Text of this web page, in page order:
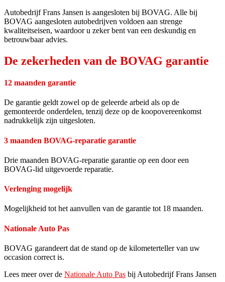
Autobedrijf Frans Jansen is aangesloten bij BOVAG. Alle bij
BOVAG aangesloten autobedrijven voldoen aan strenge
kwaliteitseisen, waardoor u zeker bent van een deskundig en
betrouwbaar advies.
De zekerheden van de BOVAG garantie
12 maanden garantie
De garantie geldt zowel op de geleerde arbeid als op de
gemonteerde onderdelen, tenzij deze op de koopovereenkomst
nadrukkelijk zijn uitgesloten.
3 maanden BOVAG-reparatie garantie
Drie maanden BOVAG-reparatie garantie op een door een
BOVAG-lid uitgevoerde reparatie.
Verlenging mogelijk
Mogelijkheid tot het aanvullen van de garantie tot 18 maanden.
Nationale Auto Pas
BOVAG garandeert dat de stand op de kilometerteller van uw
occasion correct is.
Lees meer over de Nationale Auto Pas bij Autobedrijf Frans Jansen